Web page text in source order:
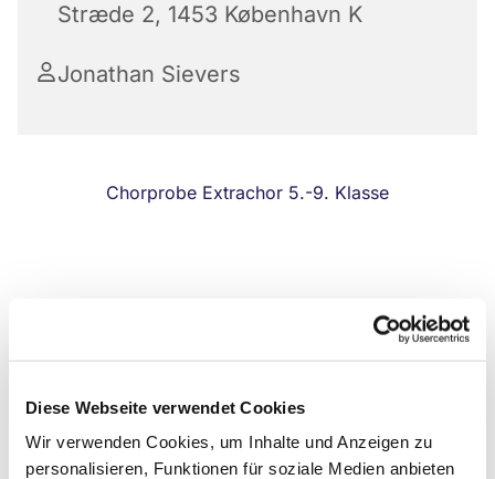
Diese Webseite verwendet Cookies
Wir verwenden Cookies, um Inhalte und Anzeigen zu
personalisieren, Funktionen für soziale Medien anbieten
Stræde 2, 1453 København K
Jonathan Sievers
Chorprobe Extrachor 5.-9. Klasse